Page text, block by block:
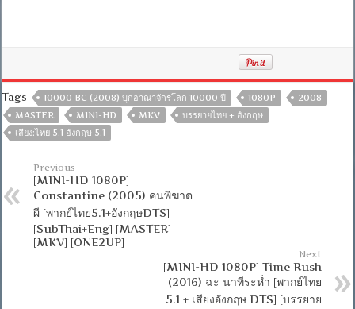
Tags 10000 BC (2008) บุกอาณาจักรโลก 10000 ปี 1080P
2008
MASTER
MINI-HD MKV
บรรยายไทย + อังกฤษ
เสียง:ไทย 5.1 อังกฤษ 5.1
Previous
[MINI-HD 1080P]
Constantine (2005) คนพิฆาต
ผี [พากย์ไทย5.1+อังกฤษDTS]
[SubThai+Eng] [MASTER]
[MKV] [ONE2UP]
Next
[MINI-HD 1080P] Time Rush
(2016) ฉะ นาทีระห่ำ [พากย์ไทย
5.1 + เสียงอังกฤษ DTS] [บรรยาย